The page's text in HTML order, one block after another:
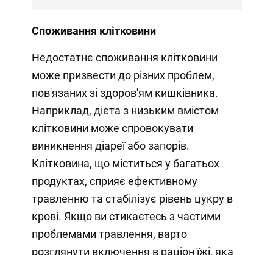
Споживання клітковини
Недостатнє споживання клітковини
може призвести до різних проблем,
пов'язаних зі здоров'ям кишківника.
Наприклад, дієта з низьким вмістом
клітковини може спровокувати
виникнення діареї або запорів.
Клітковина, що міститься у багатьох
продуктах, сприяє ефективному
травленню та стабілізує рівень цукру в
крові. Якщо ви стикаєтесь з частими
проблемами травлення, варто
розглянути включення в раціон їжі, яка